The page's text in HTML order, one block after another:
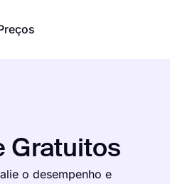
Gratuitos
o desempenho e